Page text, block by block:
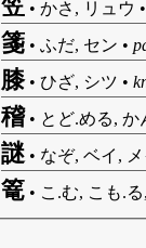
笠 • かさ, リュウ •
箋 • ふだ, セン •
膝• ひざ, シツ •
稽• とど.める, か
謎 • なぞ, ベイ, メ
篭 • こ.む, こも.